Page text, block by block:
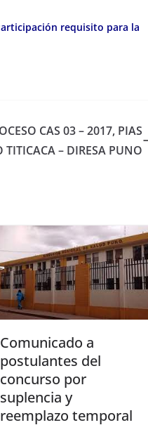
requisito para la
CAS 03 – 2017, PIAS
TITICACA – DIRESA PUNO
Comunicado a
postulantes del
concurso por
suplencia y
reemplazo temporal